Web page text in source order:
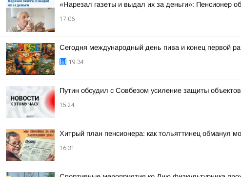
«Нарезал газеты и выдал их за деньги»: Пенсионер
17:06
Сегодня международный день пива и конец первой
19:34
Путин обсудил с Совбезом усиление защиты
15:24
Хитрый план пенсионера: как тольяттинец обманул
16:31